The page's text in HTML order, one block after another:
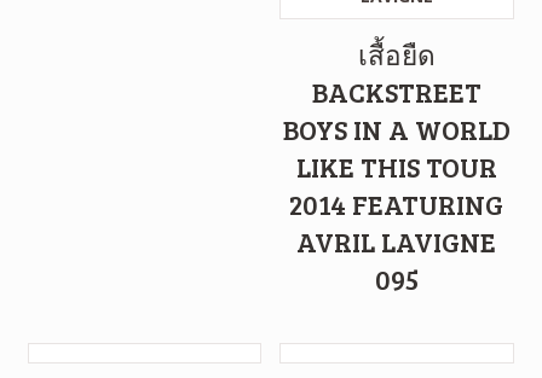
เสื้อยืด
BACKSTREET
BOYS IN A WORLD
LIKE THIS TOUR
2014 FEATURING
AVRIL LAVIGNE
095